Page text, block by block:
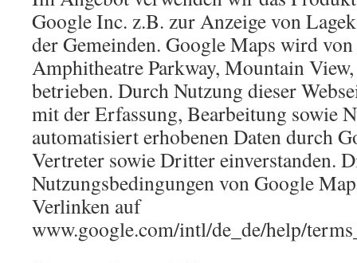
Google Inc. z.B. zur Anzeige von
der Gemeinden. Google Maps wird
Amphitheatre Parkway, Mountain
betrieben. Durch Nutzung dieser
mit der Erfassung, Bearbeitung sowie
automatisiert erhobenen Daten durch
Vertreter sowie Dritter einverstanden.
Nutzungsbedingungen von Google
Verlinken auf
www.google.com/intl/de_de/help/